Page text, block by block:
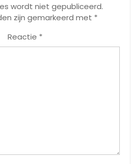
wordt niet gepubliceerd.
zijn gemarkeerd met *
Reactie *